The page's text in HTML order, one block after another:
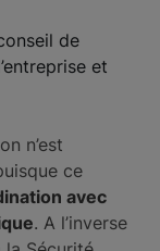
de
et
n’est
ce
avec
. A l’inverse